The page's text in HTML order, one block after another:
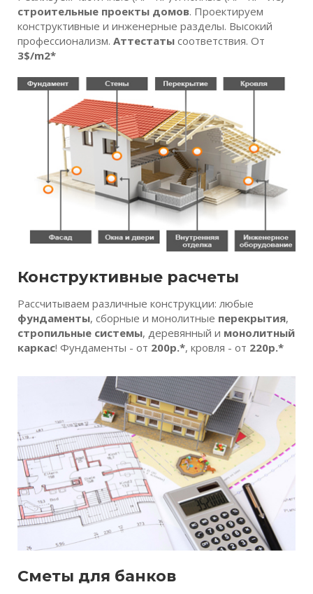
строительные проекты домов. Проектируем
конструктивные и инженерные разделы. Высокий
профессионализм. Аттестаты соответствия. От
3$/m2*
Конструктивные расчеты
Рассчитываем различные конструкции: любые
фундаменты, сборные и монолитные перекрытия,
стропильные системы, деревянный и монолитный
каркас! Фундаменты - от 200р.*, кровля - от 220р.*
Сметы для банков